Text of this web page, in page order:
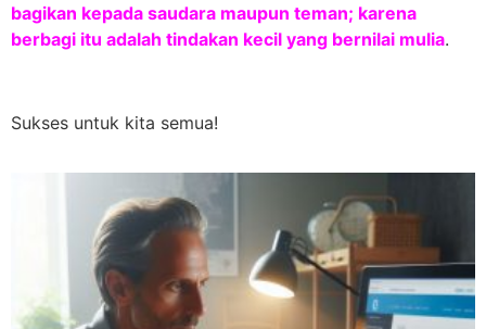
bagikan kepada saudara maupun teman; karena
berbagi itu adalah tindakan kecil yang bernilai mulia.
Sukses untuk kita semua!